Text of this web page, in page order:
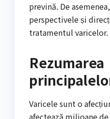
prevină. De
perspectivele și
tratamentul varicelor.
Rezumarea
Varicele sunt o